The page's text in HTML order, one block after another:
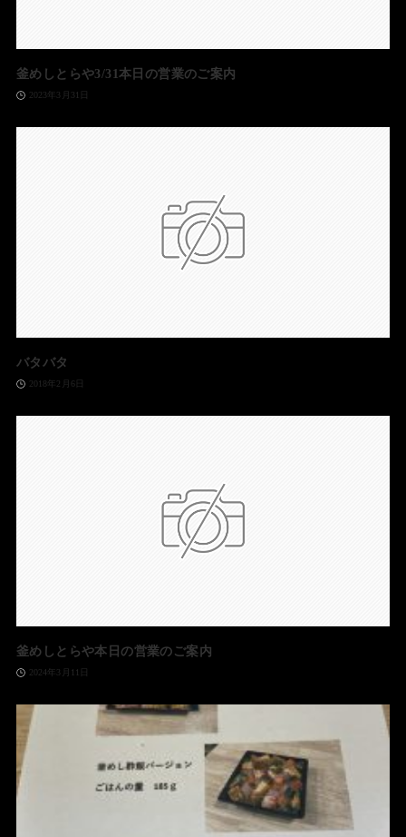
釜めしとらや3/31本日の営業のご案内
2023年3月31日
バタバタ
2018年2月6日
釜めしとらや本日の営業のご案内
2024年3月11日